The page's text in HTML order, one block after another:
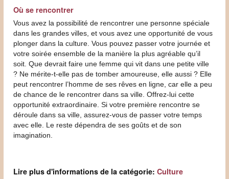
Où se rencontrer
Vous avez la possibilité de rencontrer une personne spéciale
dans les grandes villes, et vous avez une opportunité de vous
plonger dans la culture. Vous pouvez passer votre journée et
votre soirée ensemble de la manière la plus agréable qu’il
soit. Que devrait faire une femme qui vit dans une petite ville
? Ne mérite-t-elle pas de tomber amoureuse, elle aussi ? Elle
peut rencontrer l’homme de ses rêves en ligne, car elle a peu
de chance de le rencontrer dans sa ville. Offrez-lui cette
opportunité extraordinaire. Si votre première rencontre se
déroule dans sa ville, assurez-vous de passer votre temps
avec elle. Le reste dépendra de ses goûts et de son
imagination.
Lire plus d'informations de la catégorie: Culture